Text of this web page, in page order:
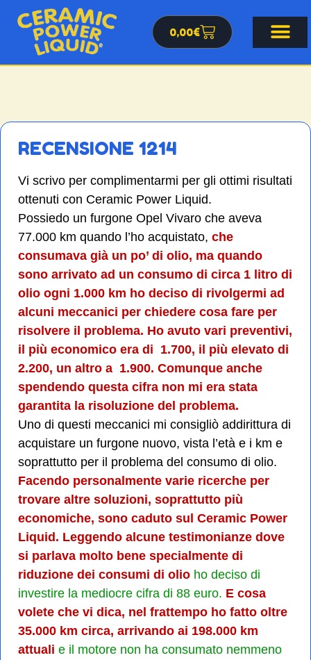
0,00€
RECENSIONE 1214
Vi scrivo per complimentarmi per gli ottimi risultati
ottenuti con Ceramic Power Liquid.
Possiedo un furgone Opel Vivaro che aveva
77.000 km quando l’ho acquistato, che
consumava già un po’ di olio, ma quando
sono arrivato ad un consumo di circa 1 litro di
olio ogni 1.000 km ho deciso di rivolgermi ad
alcuni meccanici per chiedere cosa fare per
risolvere il problema. Ho avuto vari preventivi,
il più economico era di  1.700, il più elevato di 
2.200, un altro a  1.900. Comunque anche
spendendo questa cifra non mi era stata
garantita la risoluzione del problema.
Uno di questi meccanici mi consigliò addirittura di
acquistare un furgone nuovo, vista l’età e i km e
soprattutto per il problema del consumo di olio.
Facendo personalmente varie ricerche per
trovare altre soluzioni, soprattutto più
economiche, sono caduto sul Ceramic Power
Liquid. Leggendo alcune testimonianze dove
si parlava molto bene specialmente di
riduzione dei consumi di olio ho deciso di
investire la mediocre cifra di 88 euro. E cosa
volete che vi dica, nel frattempo ho fatto oltre
35.000 km circa, arrivando ai 198.000 km
attuali e il motore non ha consumato nemmeno